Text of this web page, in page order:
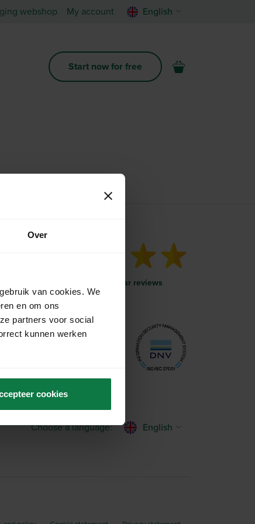
Over
van cookies. We
en om ons
partners voor social
kunnen werken
cookies
webshop My account English
Start now for free
More than 1000 five-star reviews
Choose a language: English